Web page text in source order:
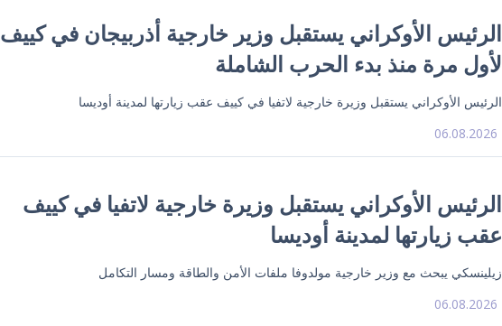
الرئيس الأوكراني يستقبل وزير خارجية أذربيجان في كييف
لأول مرة منذ بدء الحرب الشاملة
الرئيس الأوكراني يستقبل وزيرة خارجية لاتفيا في كييف عقب زيارتها لمدينة أوديسا
06.08.2026
الرئيس الأوكراني يستقبل وزيرة خارجية لاتفيا في كييف
عقب زيارتها لمدينة أوديسا
زيلينسكي يبحث مع وزير خارجية مولدوفا ملفات الأمن والطاقة ومسار التكامل
06.08.2026